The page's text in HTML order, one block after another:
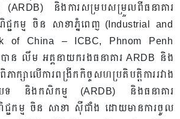
និងការសម្របសម្រួលពីធនាគារ
ជកម្ម ចិន សាខាភ្នំពេញ (Industrial and
of China – ICBC, Phnom Penh
ាន លឹម អគ្គនាយករងធនាគារ ARDB និង
សាលើការពង្រីកកិច្ចសហប្រតិបត្តិការរវាង
នបទ និងកសិកម្ម (ARDB) និងធនាគារ
ជកម្ម ចិន សាខា ស៊ឺជាំង ដោយមានការចូល